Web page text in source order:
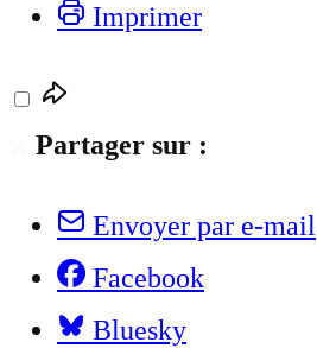
Imprimer
Partager sur :
Envoyer par e-mail
Facebook
Bluesky